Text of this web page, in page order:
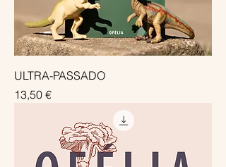
ULTRA-PASSADO
Preço
13,50 €